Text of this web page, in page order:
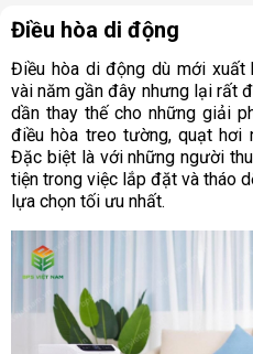
Điều hòa di động
Điều hòa di động dù mới xuất
vài năm gần đây nhưng lại rất
dần thay thế cho những giải
điều hòa treo tường, quạt hơi
Đặc biệt là với những người
tiện trong việc lắp đặt và tháo
lựa chọn tối ưu nhất.